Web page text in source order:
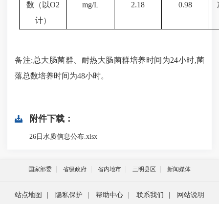
数（以O2
计）
mg/L 2.18 0.98
备注:总大肠菌群、耐热大肠菌群培养时间为24小时,菌
落总数培养时间为48小时。
附件下载：
26日水质信息公布.xlsx
国家部委 省级政府 省内地市 三明县区 新闻媒体
站点地图 隐私保护 帮助中心 联系我们 网站说明